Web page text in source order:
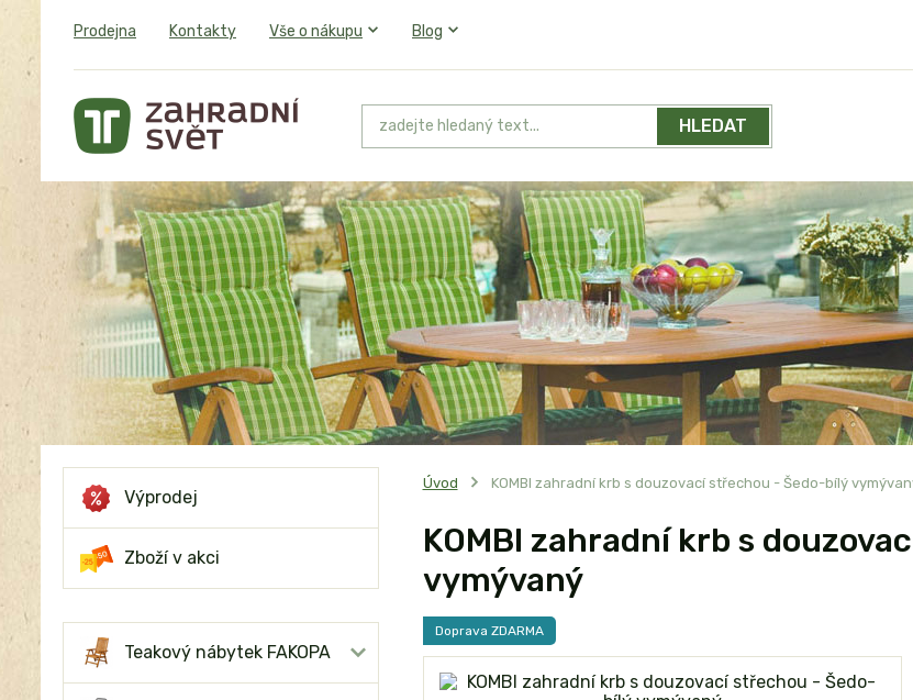
Prodejna Kontakty Vše o nákupu Blog
HLEDAT
Výprodej
Zboží v akci
Teakový nábytek FAKOPA
Úvod KOMBI zahradní krb s douzovací střechou - Šedo-bílý
KOMBI zahradní krb s
vymývaný
Doprava ZDARMA